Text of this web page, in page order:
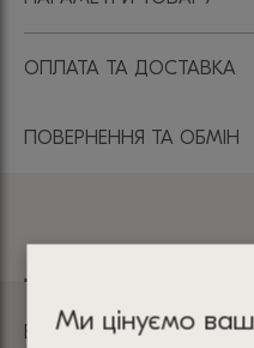
ОПЛАТА ТА ДОСТАВКА
ПОВЕРНЕННЯ ТА ОБМІН
Льон
Вироби з льону мають
Ми цінуємо